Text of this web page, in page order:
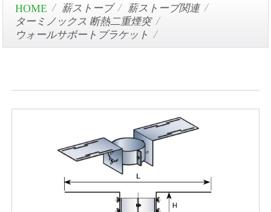
薪ストーブ
薪ストーブ関連
ターミノックス 断熱二重煙突
ウォールサポートブラケット